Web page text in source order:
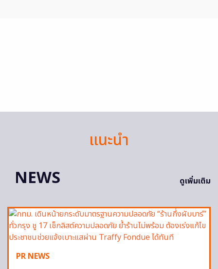
แนะนำ
NEWS
ดูเพิ่มเติม
PR NEWS